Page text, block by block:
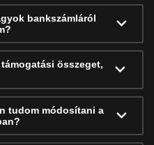
bankszámláról
összeget,
tudom módosítani a